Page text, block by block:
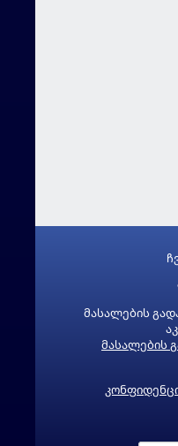
მასალების
მასალების